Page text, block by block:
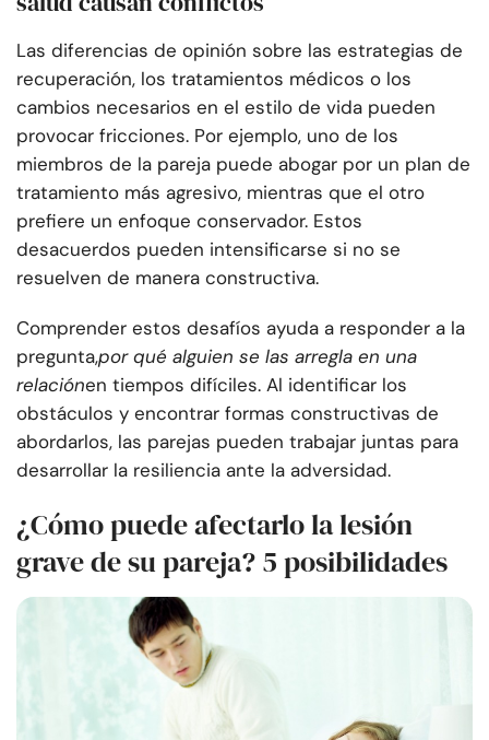
Las diferencias de opinión sobre las estrategias de
recuperación, los tratamientos médicos o los
cambios necesarios en el estilo de vida pueden
provocar fricciones. Por ejemplo, uno de los
miembros de la pareja puede abogar por un plan de
tratamiento más agresivo, mientras que el otro
prefiere un enfoque conservador. Estos
desacuerdos pueden intensificarse si no se
resuelven de manera constructiva.
Comprender estos desafíos ayuda a responder a la
pregunta,por qué alguien se las arregla en una
relaciónen tiempos difíciles. Al identificar los
obstáculos y encontrar formas constructivas de
abordarlos, las parejas pueden trabajar juntas para
desarrollar la resiliencia ante la adversidad.
¿Cómo puede afectarlo la lesión
grave de su pareja? 5 posibilidades